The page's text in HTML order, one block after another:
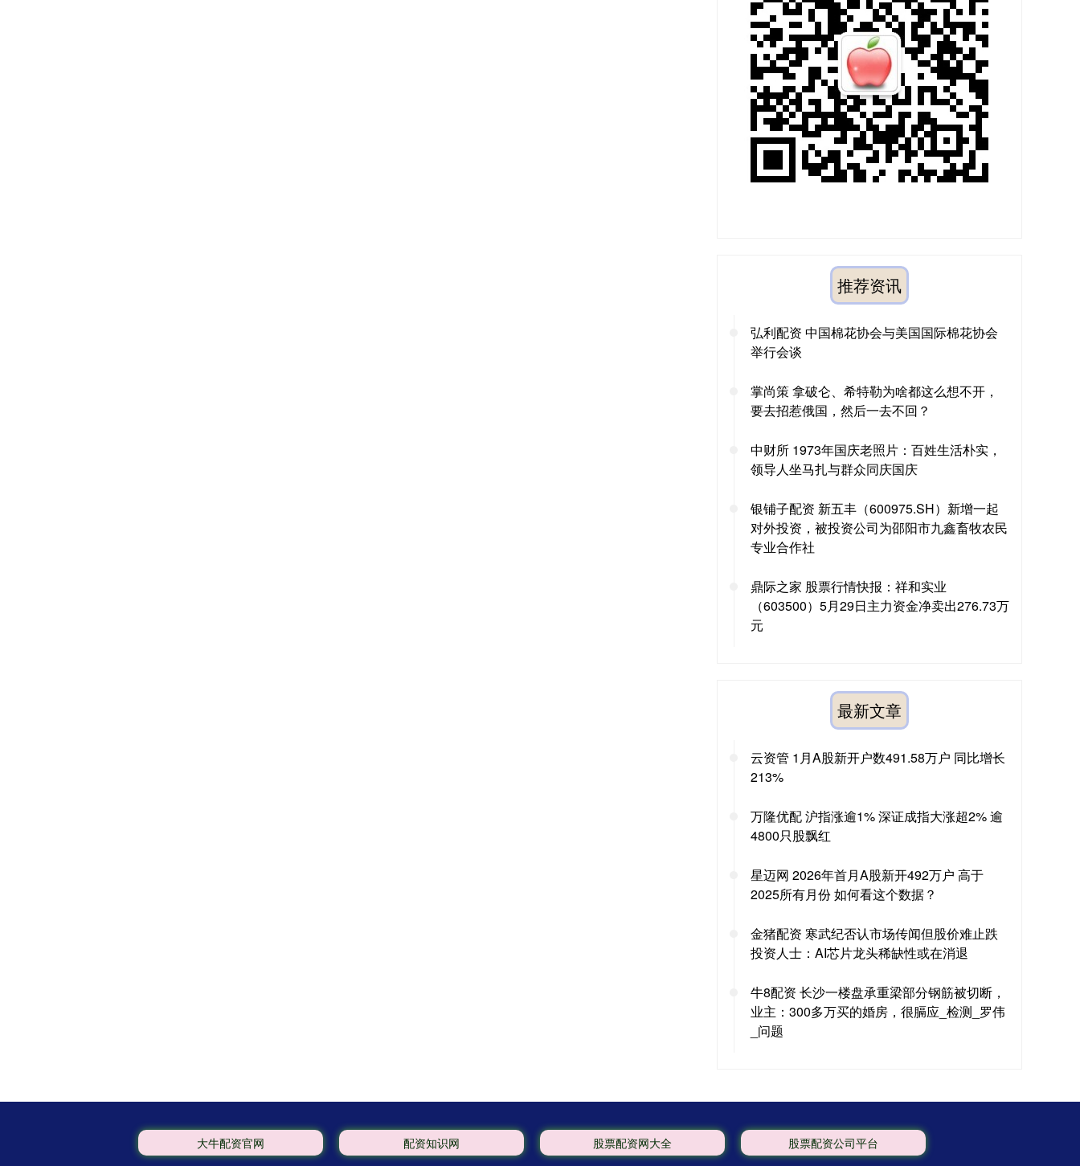
推荐资讯
弘利配资 中国棉花协会与美国国际棉花协会
举行会谈
掌尚策 拿破仑、希特勒为啥都这么想不开，
要去招惹俄国，然后一去不回？
中财所 1973年国庆老照片：百姓生活朴实，
领导人坐马扎与群众同庆国庆
银铺子配资 新五丰（600975.SH）新增一起
对外投资，被投资公司为邵阳市九鑫畜牧农民
专业合作社
鼎际之家 股票行情快报：祥和实业
（603500）5月29日主力资金净卖出276.73万
元
最新文章
云资管 1月A股新开户数491.58万户 同比增长
213%
万隆优配 沪指涨逾1% 深证成指大涨超2% 逾
4800只股飘红
星迈网 2026年首月A股新开492万户 高于
2025所有月份 如何看这个数据？
金猪配资 寒武纪否认市场传闻但股价难止跌
投资人士：AI芯片龙头稀缺性或在消退
牛8配资 长沙一楼盘承重梁部分钢筋被切断，
业主：300多万买的婚房，很膈应_检测_罗伟
_问题
大牛配资官网 配资知识网 股票配资网大全 股票配资公司平台